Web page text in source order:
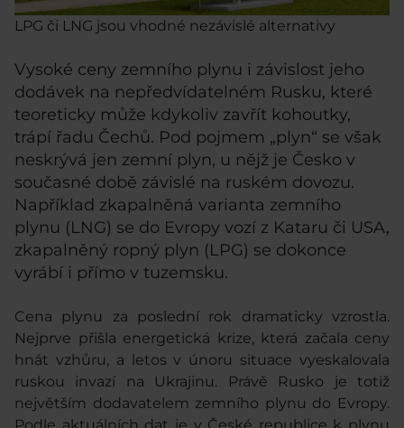
LPG či LNG jsou vhodné nezávislé alternativy
Vysoké ceny zemního plynu i závislost jeho
dodávek na nepředvídatelném Rusku, které
teoreticky může kdykoliv zavřít kohoutky,
trápí řadu Čechů. Pod pojmem „plyn“ se však
neskrývá jen zemní plyn, u nějž je Česko v
současné době závislé na ruském dovozu.
Například zkapalněná varianta zemního
plynu (LNG) se do Evropy vozí z Kataru či USA,
zkapalněný ropný plyn (LPG) se dokonce
vyrábí i přímo v tuzemsku.
Cena plynu za poslední rok dramaticky vzrostla.
Nejprve přišla energetická krize, která začala ceny
hnát vzhůru, a letos v únoru situace vyeskalovala
ruskou invazí na Ukrajinu. Právě Rusko je totiž
největším dodavatelem zemního plynu do Evropy.
Podle aktuálních dat je v České republice k plynu